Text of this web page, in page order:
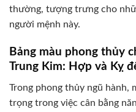
thường, tượng trưng cho
người mệnh này.
Bảng màu phong thủy
Trung Kim: Hợp và Kỵ
Trong phong thủy ngũ hành,
trọng trong việc cân bằng